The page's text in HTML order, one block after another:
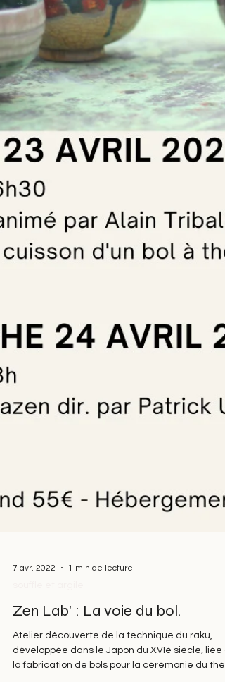
souffle et argile
Zen Lab' : La voie du bol.
Atelier découverte de la technique du raku,